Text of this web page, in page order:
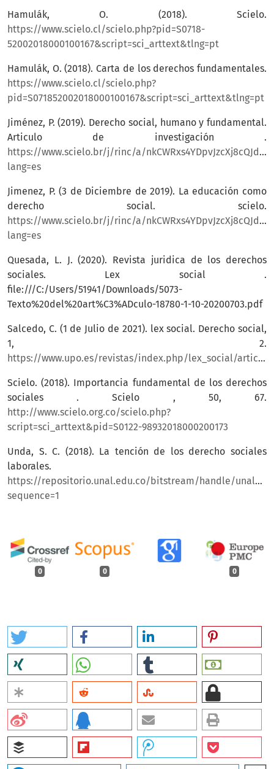
0 0 0
Hamulák, O. (2018). Scielo.
https://www.scielo.cl/scielo.php?pid=S0718-
52002018000100167&script=sci_arttext&tlng=pt
Hamulák, O. (2018). Carta de los derechos fundamentales.
https://www.scielo.cl/scielo.php?
pid=S071852002018000100167&script=sci_arttext&tlng=pt
Jiménez, P. (2019). Derecho social, humano y fundamental.
Articulo de investigación .
https://www.scielo.br/j/rinc/a/
lang=es
Jimenez, P. (3 de Diciembre de 2019). La educación como
derecho social. scielo.
https://www.scielo.br/j/rinc/a/
lang=es
Quesada, L. J. (2020). Revista juridica de los derechos
sociales. Lex social .
file:///C:/Users/51941/Downloads/5073-
Texto%20del%20art%C3%ADculo-18780-1-10-20200703.pdf
Salcedo, C. (1 de Julio de 2021). lex social. Derecho social,
1, 2.
https://www.upo.es/revistas/index.php/lex_social/article/view/5929/5158
Scielo. (2018). Importancia fundamental de los derechos
sociales . Scielo , 50, 67.
http://www.scielo.org.co/scielo.php?
script=sci_arttext&pid=S0122-98932018000200173
Unda, S. C. (2018). La tención de los derecho sociales
laborales.
https://repositorio.unal.edu.co/bitstream/handle/unal/
sequence=1